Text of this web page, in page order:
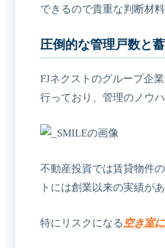
できるので貴重な判断材
圧倒的な管理戸数と
FJネクストのグループ企
行っており、管理のノウ
不動産投資では賃貸物件
トには創業以来の実績が
特にリスクになる空き室